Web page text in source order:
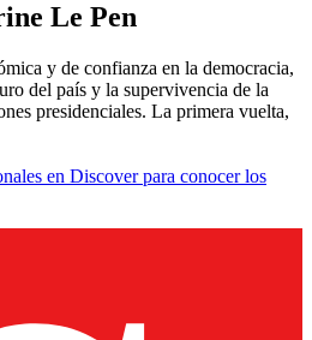
Le Pen
y de confianza en la democracia,
del país y la supervivencia de la
presidenciales. La primera vuelta,
en Discover para conocer los